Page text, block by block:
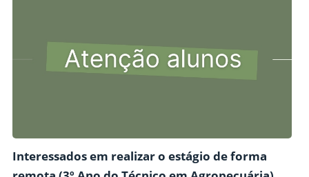
Interessados em realizar o estágio de forma